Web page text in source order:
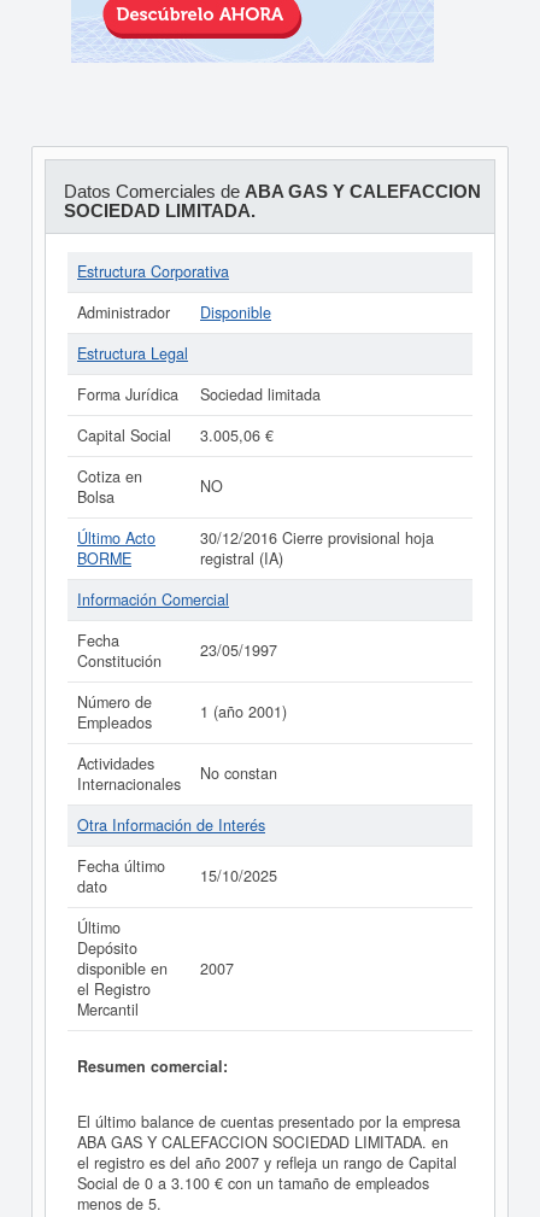
Datos Comerciales de ABA GAS Y CALEFACCION
SOCIEDAD LIMITADA.
Estructura Corporativa
Administrador
Disponible
Estructura Legal
Forma Jurídica
Sociedad limitada
Capital Social
3.005,06 €
Cotiza en
Bolsa
NO
Último Acto
BORME
30/12/2016 Cierre provisional hoja
registral (IA)
Información Comercial
Fecha
Constitución
23/05/1997
Número de
Empleados
1 (año 2001)
Actividades
Internacionales
No constan
Otra Información de Interés
Fecha último
dato
15/10/2025
Último
Depósito
disponible en
el Registro
Mercantil
2007
Resumen comercial:
El último balance de cuentas presentado por la empresa
ABA GAS Y CALEFACCION SOCIEDAD LIMITADA. en
el registro es del año 2007 y refleja un rango de Capital
Social de 0 a 3.100 € con un tamaño de empleados
menos de 5.